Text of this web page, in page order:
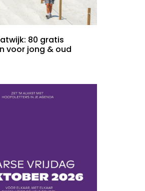
80 gratis
voor jong & oud